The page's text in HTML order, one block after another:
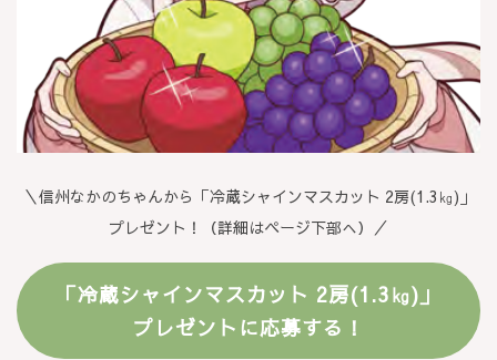
＼信州なかのちゃんから「冷蔵シャインマスカット 2房(1.3㎏)」
プレゼント！（詳細はページ下部へ）／
「冷蔵シャインマスカット 2房(1.3㎏)」
プレゼントに応募する！